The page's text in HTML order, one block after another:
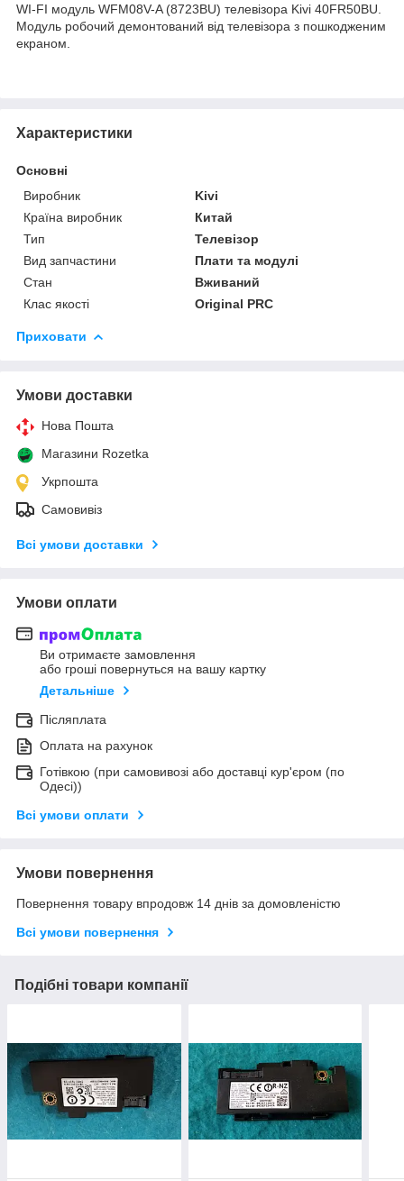
WI-FI модуль WFM08V-A (8723BU) телевізора Kivi 40FR50BU.
Модуль робочий демонтований від телевізора з пошкодженим
екраном.
Характеристики
Основні
Виробник
Kivi
Країна виробник
Китай
Тип
Телевізор
Вид запчастини
Плати та модулі
Стан
Вживаний
Клас якості
Original PRC
Приховати
Умови доставки
Нова Пошта
Магазини Rozetka
Укрпошта
Самовивіз
Всі умови доставки
Умови оплати
Ви отримаєте замовлення
або гроші повернуться на вашу картку
Детальніше
Післяплата
Оплата на рахунок
Готівкою (при самовивозі або доставці кур'єром (по
Одесі))
Всі умови оплати
Умови повернення
Повернення товару впродовж 14 днів за домовленістю
Всі умови повернення
Подібні товари компанії